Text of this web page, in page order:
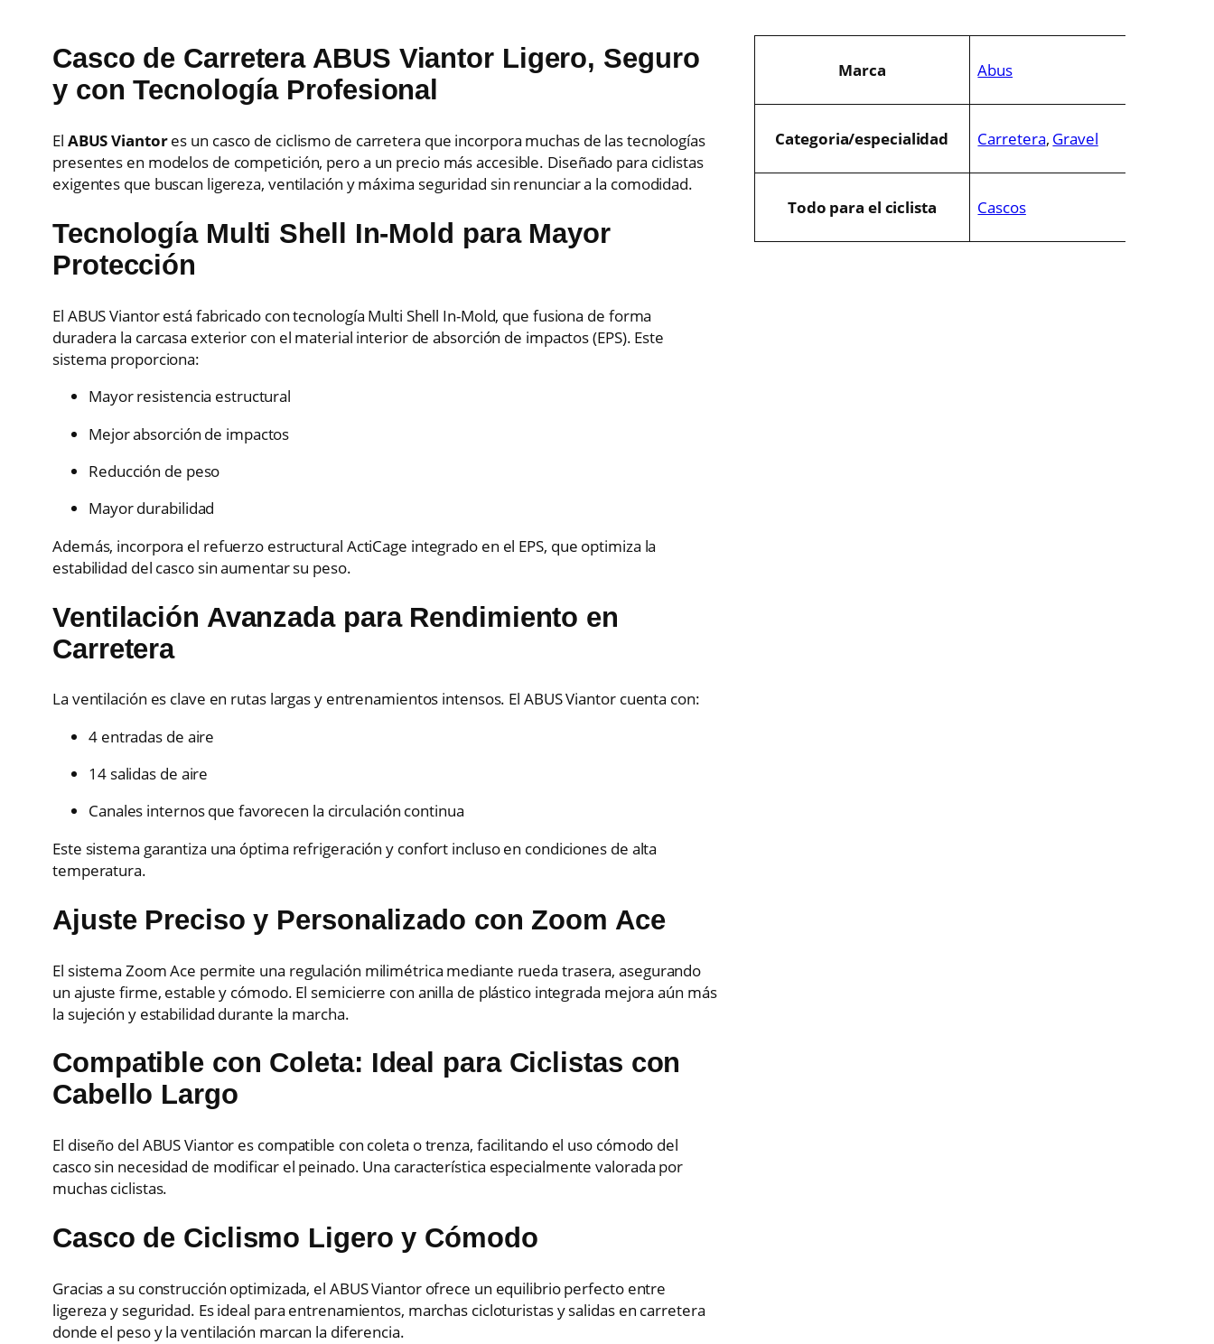
g
n
a
l
u
l
e
s
Casco de Carretera ABUS ViantorLigero, Seguro
y con Tecnología Profesional
El ABUS Viantores un casco de ciclismo de carretera que incorpora muchas de las tecnologías
presentes en modelos de competición, pero a un precio más accesible. Diseñado para ciclistas
exigentes que buscan ligereza, ventilación y máxima seguridad sin renunciar a la comodidad.
Tecnología Multi Shell In-Mold para Mayor
Protección
El ABUS Viantor está fabricado con tecnología Multi Shell In-Mold, que fusiona de forma
duradera la carcasa exterior con el material interior de absorción de impactos (EPS). Este
sistema proporciona:
Mayor resistencia estructural
Mejor absorción de impactos
Reducción de peso
Mayor durabilidad
Además, incorpora el refuerzo estructural ActiCage integrado en el EPS, que optimiza la
estabilidad del casco sin aumentar su peso.
Ventilación Avanzada para Rendimiento en
Carretera
La ventilación es clave en rutas largas y entrenamientos intensos. El ABUS Viantor cuenta con:
4 entradas de aire
14 salidas de aire
Canales internos que favorecen la circulación continua
Este sistema garantiza una óptima refrigeración y confort incluso en condiciones de alta
temperatura.
Ajuste Preciso y Personalizado con Zoom Ace
El sistema Zoom Ace permite una regulación milimétrica mediante rueda trasera, asegurando
un ajuste firme, estable y cómodo. El semicierre con anilla de plástico integrada mejora aún más
la sujeción y estabilidad durante la marcha.
Compatible con Coleta: Ideal para Ciclistas con
Cabello Largo
El diseño del ABUS Viantor es compatible con coleta o trenza, facilitando el uso cómodo del
casco sin necesidad de modificar el peinado. Una característica especialmente valorada por
muchas ciclistas.
Casco de Ciclismo Ligero y Cómodo
Gracias a su construcción optimizada, el ABUS Viantor ofrece un equilibrio perfecto entre
ligereza y seguridad. Es ideal para entrenamientos, marchas cicloturistas y salidas en carretera
donde el peso y la ventilación marcan la diferencia.
l
Marca Abus
Categoria/especialidad Carretera, Gravel
Todo para el ciclista Cascos